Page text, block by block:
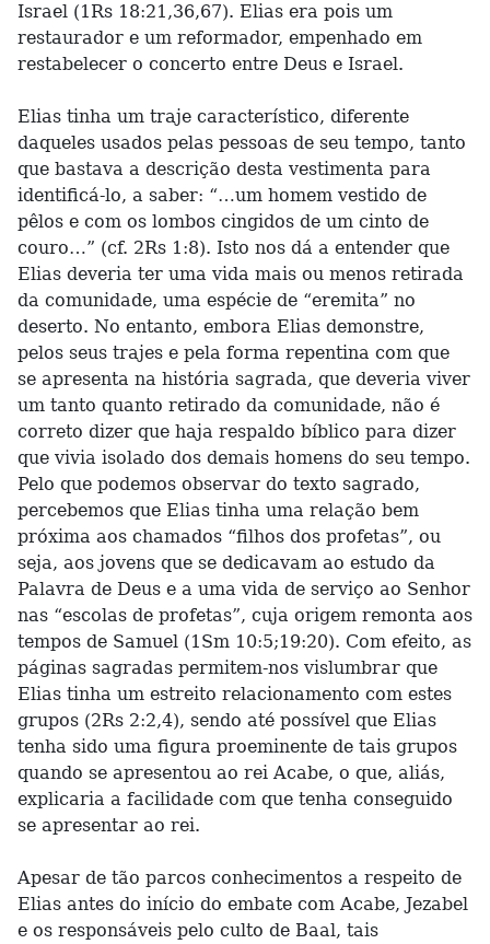
Israel (1Rs 18:21,36,67). Elias era pois um
restaurador e um reformador, empenhado em
restabelecer o concerto entre Deus e Israel.
Elias tinha um traje característico, diferente
daqueles usados pelas pessoas de seu tempo, tanto
que bastava a descrição desta vestimenta para
identificá-lo, a saber: “…um homem vestido de
pêlos e com os lombos cingidos de um cinto de
couro…” (cf. 2Rs 1:8). Isto nos dá a entender que
Elias deveria ter uma vida mais ou menos retirada
da comunidade, uma espécie de “eremita” no
deserto. No entanto, embora Elias demonstre,
pelos seus trajes e pela forma repentina com que
se apresenta na história sagrada, que deveria viver
um tanto quanto retirado da comunidade, não é
correto dizer que haja respaldo bíblico para dizer
que vivia isolado dos demais homens do seu tempo.
Pelo que podemos observar do texto sagrado,
percebemos que Elias tinha uma relação bem
próxima aos chamados “filhos dos profetas”, ou
seja, aos jovens que se dedicavam ao estudo da
Palavra de Deus e a uma vida de serviço ao Senhor
nas “escolas de profetas”, cuja origem remonta aos
tempos de Samuel (1Sm 10:5;19:20). Com efeito, as
páginas sagradas permitem-nos vislumbrar que
Elias tinha um estreito relacionamento com estes
grupos (2Rs 2:2,4), sendo até possível que Elias
tenha sido uma figura proeminente de tais grupos
quando se apresentou ao rei Acabe, o que, aliás,
explicaria a facilidade com que tenha conseguido
se apresentar ao rei.
Apesar de tão parcos conhecimentos a respeito de
Elias antes do início do embate com Acabe, Jezabel
e os responsáveis pelo culto de Baal, tais